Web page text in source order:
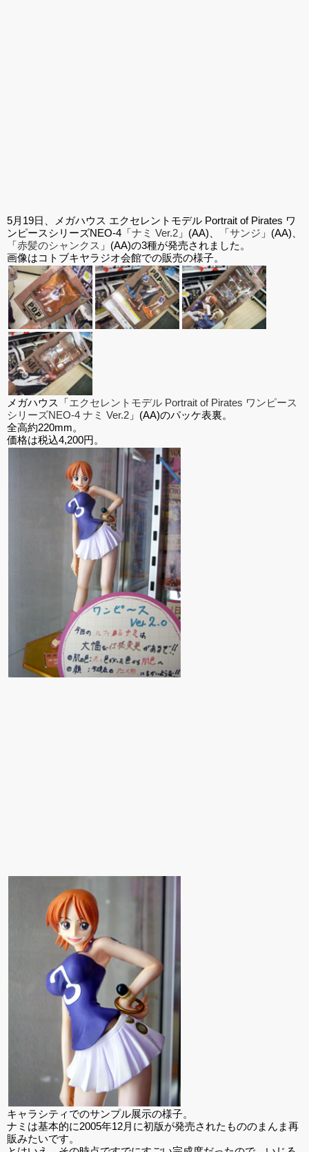
5月19日、メガハウス エクセレントモデル Portrait of Pirates ワ
ンピースシリーズNEO-4「ナミ Ver.2 」(AA)、「サンジ 」(AA)、
「赤髪のシャンクス 」(AA)の3種が発売されました。
画像はコトブキヤラジオ会館での販売の様子。
メガハウス「エクセレントモデル Portrait of Pirates ワンピース
シリーズNEO-4 ナミ Ver.2 」(AA)のパッケ表裏。
全高約220mm。
価格は税込4,200円。
キャラシティでのサンプル展示の様子。
ナミは基本的に2005年12月に初版が発売されたもののまんま再
販みたいです。